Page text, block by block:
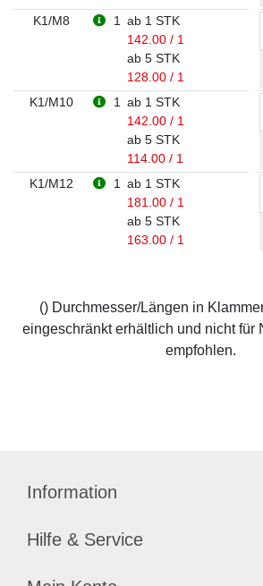
K1/M8
1
ab 1 STK
142.00 / 1
ab 5 STK
128.00 / 1
K1/M10
1
ab 1 STK
142.00 / 1
ab 5 STK
114.00 / 1
K1/M12
1
ab 1 STK
181.00 / 1
ab 5 STK
163.00 / 1
() Durchmesser/Längen in
eingeschränkt erhältlich und nicht für
empfohlen.
Information
Hilfe & Service